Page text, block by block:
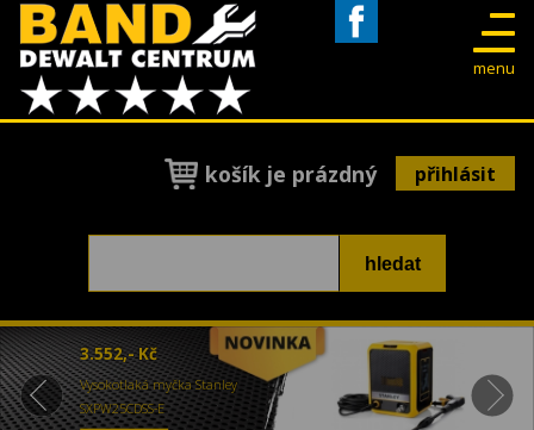
menu
košík je prázdný přihlásit
3.552,- Kč
Vysokotlaká myčka Stanley
SXPW25CDSS-E